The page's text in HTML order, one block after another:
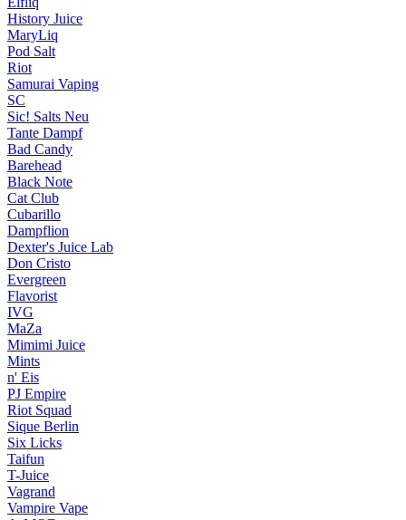
History Juice
MaryLiq
Pod Salt
Riot
Samurai Vaping
SC
Sic! Salts Neu
Tante Dampf
Bad Candy
Barehead
Black Note
Cat Club
Cubarillo
Dampflion
Dexter's Juice Lab
Don Cristo
Evergreen
Flavorist
IVG
MaZa
Mimimi Juice
Mints
n' Eis
PJ Empire
Riot Squad
Sique Berlin
Six Licks
Taifun
T-Juice
Vagrand
Vampire Vape